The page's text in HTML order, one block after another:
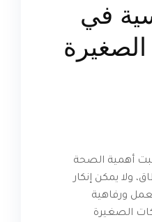
في
أهمية الصحة
ولا يمكن إنكار
ورفاهية
الصغيرة